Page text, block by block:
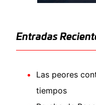
Entradas
Las peores
tiempos